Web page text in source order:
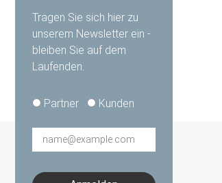
Tragen Sie sich hier zu
unserem Newsletter ein -
bleiben Sie auf dem
Laufenden.
type*Partner Kunden
Mail*